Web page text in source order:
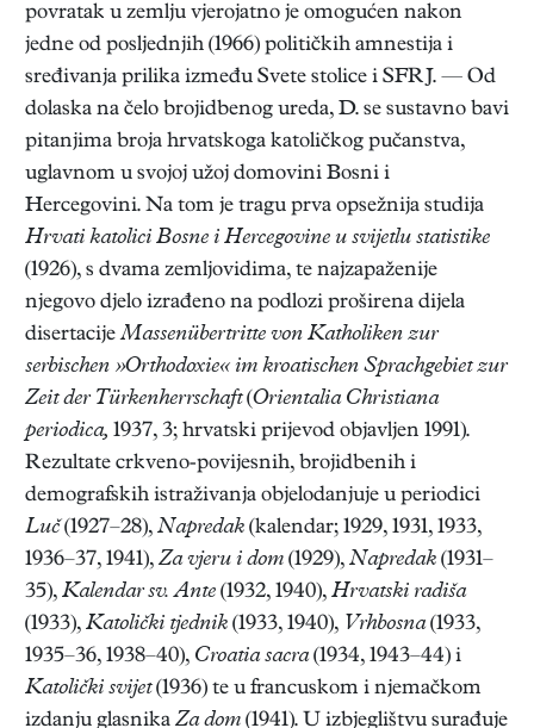
povratak u zemlju vjerojatno je omogućen nakon
jedne od posljednjih (1966) političkih amnestija i
sređivanja prilika između Svete stolice i SFRJ. — Od
dolaska na čelo brojidbenog ureda, D. se sustavno bavi
pitanjima broja hrvatskoga katoličkog pučanstva,
uglavnom u svojoj užoj domovini Bosni i
Hercegovini. Na tom je tragu prva opsežnija studija
Hrvati katolici Bosne i Hercegovine u svijetlu statistike
(1926), s dvama zemljovidima, te najzapaženije
njegovo djelo izrađeno na podlozi proširena dijela
disertacijeMassenübertritte von Katholiken zur
serbischen »Orthodoxie« im kroatischen Sprachgebiet zur
Zeit der Türkenherrschaft(Orientalia Christiana
periodica, 1937, 3; hrvatski prijevod objavljen 1991).
Rezultate crkveno-povijesnih, brojidbenih i
demografskih istraživanja objelodanjuje u periodici
Luč(1927–28), Napredak (kalendar; 1929, 1931, 1933,
1936–37, 1941), Za vjeru i dom (1929), Napredak (1931–
35), Kalendar sv. Ante (1932, 1940), Hrvatski radiša
(1933), Katolički tjednik (1933, 1940), Vrhbosna(1933,
1935–36, 1938–40), Croatia sacra(1934, 1943–44) i
Katolički svijet(1936) te u francuskom i njemačkom
izdanju glasnika Za dom (1941). U izbjeglištvu surađuje